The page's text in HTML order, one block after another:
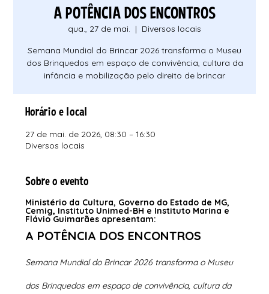
A POTÊNCIA DOS ENCONTROS
qua., 27 de mai.
  |
Diversos locais
Semana Mundial do Brincar 2026 transforma o Museu
dos Brinquedos em espaço de convivência, cultura da
infância e mobilização pelo direito de brincar
Horário e local
27 de mai. de 2026, 08:30 – 16:30
Diversos locais
Sobre o evento
Ministério da Cultura, Governo do Estado de MG,
Cemig, Instituto Unimed-BH e Instituto Marina e
Flávio Guimarães apresentam:
A POTÊNCIA DOS ENCONTROS
Semana Mundial do Brincar 2026 transforma o Museu
dos Brinquedos em espaço de convivência, cultura da